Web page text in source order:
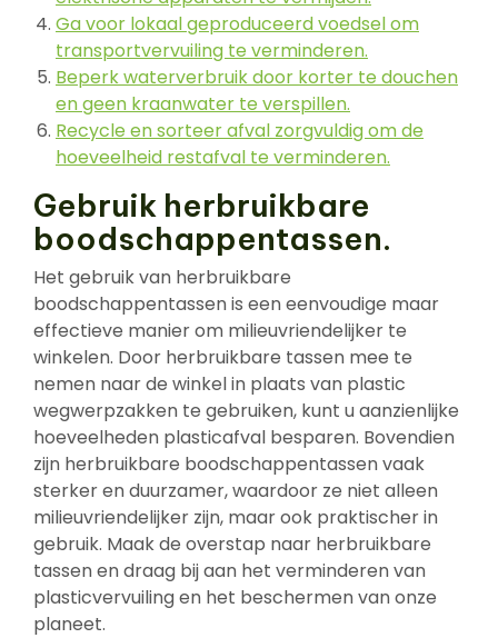
Ga voor lokaal geproduceerd voedsel om
transportvervuiling te verminderen.
Beperk waterverbruik door korter te douchen
en geen kraanwater te verspillen.
Recycle en sorteer afval zorgvuldig om de
hoeveelheid restafval te verminderen.
Gebruik herbruikbare
boodschappentassen.
Het gebruik van herbruikbare
boodschappentassen is een eenvoudige maar
effectieve manier om milieuvriendelijker te
winkelen. Door herbruikbare tassen mee te
nemen naar de winkel in plaats van plastic
wegwerpzakken te gebruiken, kunt u aanzienlijke
hoeveelheden plasticafval besparen. Bovendien
zijn herbruikbare boodschappentassen vaak
sterker en duurzamer, waardoor ze niet alleen
milieuvriendelijker zijn, maar ook praktischer in
gebruik. Maak de overstap naar herbruikbare
tassen en draag bij aan het verminderen van
plasticvervuiling en het beschermen van onze
planeet.